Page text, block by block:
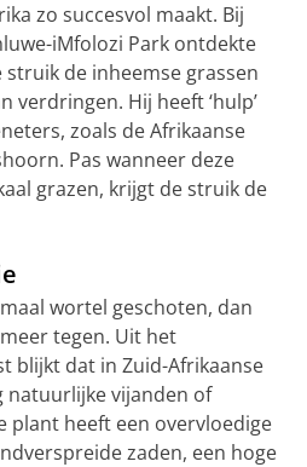
zo succesvol maakt. Bij
iMfolozi Park ontdekte
de inheemse grassen
verdringen. Hij heeft ‘hulp’
zoals de Afrikaanse
Pas wanneer deze
grazen, krijgt de struik de
wortel geschoten, dan
tegen. Uit het
blijkt dat in Zuid-Afrikaanse
natuurlijke vijanden of
plant heeft een overvloedige
zaden, een hoge